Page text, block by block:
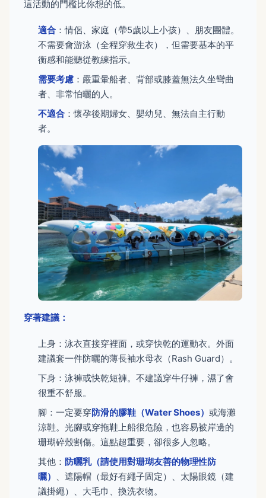
這活動的門檻比你想的低。
適合 ：情侶、家庭（帶5歲以上小孩）、朋友團體。
不需要會游泳（全程穿救生衣），但需要基本的平
衡感和能聽從教練指示。
需要考慮 ：嚴重暈船者、背部或膝蓋無法久坐彎曲
者、非常怕曬的人。
不適合 ：懷孕後期婦女、嬰幼兒、無法自主行動
者。
穿著建議：
上身：泳衣直接穿裡面，或穿快乾的運動衣。外面
建議套一件防曬的薄長袖水母衣（Rash Guard）。
下身：泳褲或快乾短褲。不建議穿牛仔褲，濕了會
很重不舒服。
腳：一定要穿防滑的膠鞋（Water Shoes） 或海灘
涼鞋。光腳或穿拖鞋上船很危險，也容易被岸邊的
珊瑚碎殼割傷。這點超重要，卻很多人忽略。
其他： 防曬乳（請使用對珊瑚友善的物理性防
曬） 、遮陽帽（最好有繩子固定）、太陽眼鏡（建
議掛繩）、大毛巾、換洗衣物。